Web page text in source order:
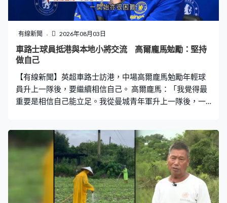
有線新聞 2026年08月03日
車路士球員抵港與本地小將交流 高爾龐馬勉勵：堅持
做自己
【有線新聞】英超車路士訪港，中場高爾龐馬勉勵年輕球
員升上一隊後，要繼續相信自己。 高爾龐馬：「我覺得最
重要是相信自己能立足。我從曼城青年軍升上一隊後，一
己。」 高爾龐馬聯同卡斯度、艾斯迪華奧、拜奴基廷斯與
本地年輕球員分享生涯點滴，以及如何面對逆境，又為他
們簽名。 車路士星期二在啟德主場館公開操練，備戰與祖
雲達斯的季前熱身賽。